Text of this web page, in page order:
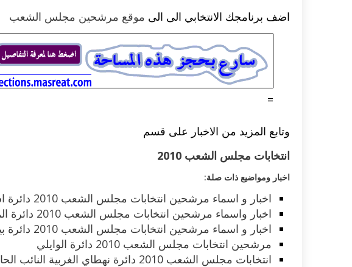
اضف برنامجك الانتخابي الى الى موقع مرشحين مجلس الشعب
=
وتابع المزيد من الاخبار على قسم
انتخابات مجلس الشعب 2010
اخبار ومواضيع ذات صلة:
اخبار و اسماء مرشحين انتخابات مجلس الشعب 2010 دائرة اسنا
اخبار واسماء مرشحين انتخابات مجلس الشعب 2010 دائرة المطرية وعين شمس
اخبار و اسماء مرشحين انتخابات مجلس الشعب 2010 دائرة بيلا
مرشحين انتخابات مجلس الشعب 2010 دائرة الوايلي
انتخابات مجلس الشعب 2010 دائرة نهطاي الغربية النائب الحالي فقد الثقة